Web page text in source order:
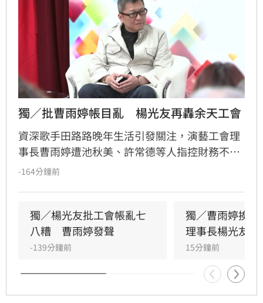
獨／批曹雨婷帳目亂　楊光友再轟余天工會
資深歌手田路路晚年生活引發關注，演藝工會理
事長曹雨婷遭池秋美、許常德等人指控財務不透
明及未照顧資深藝人，引發演藝圈軒然大波。針
會無關，更直言演藝圈工會林立現象混亂，強調
自己成立的台灣演藝人員協會運作順利，不願捲
入紛爭。這場關於藝人工會權益與財務管理的爭
議，隨著各界大咖發聲，讓演藝圈內部矛盾浮上
檯面，也凸顯了資深藝人照護制度的結構性問
題，引發社會廣泛關注與討論。
-164分鐘前
獨／楊光友批工會帳亂七
八糟　曹雨婷發聲
-139分鐘前
獨／曹雨婷挨
理事長楊光友開
15分鐘前